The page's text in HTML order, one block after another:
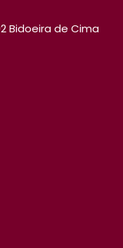
Bidoeira de Cima